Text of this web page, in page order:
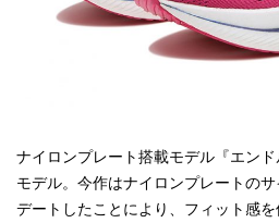
ナイロンプレート搭載モデル『エン
モデル。今作はナイロンプレートの
デートしたことにより、フィット感